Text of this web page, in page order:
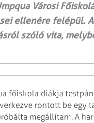
Városi
ellenére felépül.
szóló vita,
főiskola diákja
rontott be egy
megállítani. A